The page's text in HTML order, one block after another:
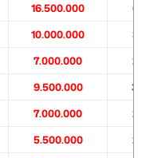
16.500.000
10.000.000
7.000.000
9.500.000
7.000.000
5.500.000